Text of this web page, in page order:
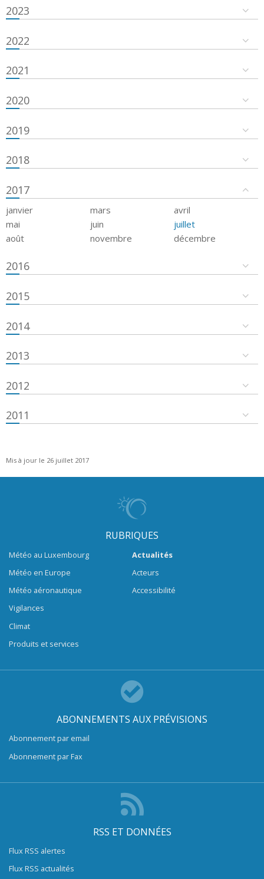
2023
2022
2021
2020
2019
2018
2017
janvier mars
avril
mai
juin
juillet
août
novembre décembre
2016
2015
2014
2013
2012
2011
Mis à jour le 26 juillet 2017
RUBRIQUES
Météo au Luxembourg
Météo en Europe
Météo aéronautique
Vigilances
Climat
Produits et services
Actualités
Acteurs
Accessibilité
ABONNEMENTS AUX PRÉVISIONS
Abonnement par email
Abonnement par Fax
RSS ET DONNÉES
Flux RSS alertes
Flux RSS actualités